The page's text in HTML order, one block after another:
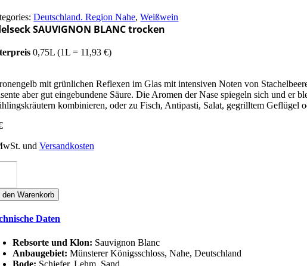
Deutschland. Region Nahe,Weißwein
SAUVIGNON BLANC trocken
0,75L (1L = 11,93 €)
mit grünlichen Reflexen im Glas mit intensiven Noten von
aber gut eingebundene Säure. Die Aromen der Nase spiegeln sich und
kombinieren, oder zu Fisch, Antipasti, Salat, gegrilltem Geflügel
und Versandkosten
den Warenkorb
Daten
Rebsorte und Klon: Sauvignon Blanc
Anbaugebiet:Münsterer Königsschloss, Nahe, Deutschland
Bode: Schiefer, Lehm, Sand